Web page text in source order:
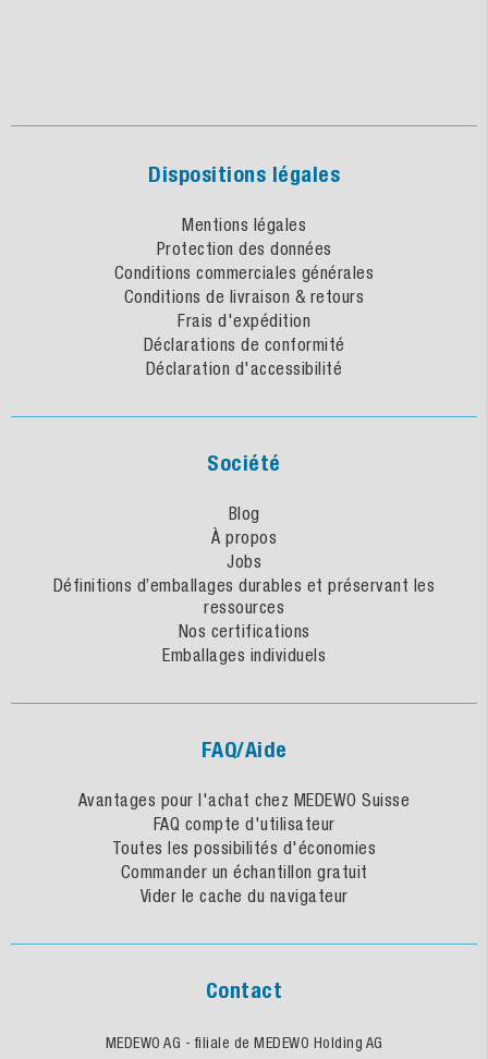
Dispositions légales
Mentions légales
Protection des données
Conditions commerciales générales
Conditions de livraison & retours
Frais d'expédition
Déclarations de conformité
Déclaration d'accessibilité
Société
Blog
À propos
Jobs
Définitions d’emballages durables et préservant les
ressources
Nos certifications
Emballages individuels
FAQ/Aide
Avantages pour l'achat chez MEDEWO Suisse
FAQ compte d'utilisateur
Toutes les possibilités d'économies
Commander un échantillon gratuit
Vider le cache du navigateur
Contact
MEDEWO AG - filiale de MEDEWO Holding AG